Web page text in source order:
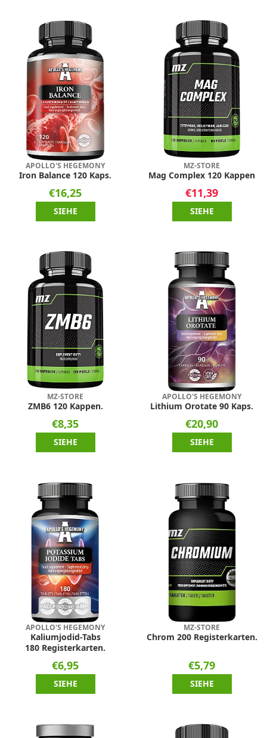
APOLLO'S HEGEMONY
Iron Balance 120 Kaps.
€16,25
SIEHE
MZ-STORE
Mag Complex 120 Kappen
€11,39
SIEHE
MZ-STORE
ZMB6 120 Kappen.
€8,35
SIEHE
APOLLO'S HEGEMONY
Lithium Orotate 90 Kaps.
€20,90
SIEHE
APOLLO'S HEGEMONY
Kaliumjodid-Tabs
180 Registerkarten.
€6,95
SIEHE
MZ-STORE
Chrom 200 Registerkarten.
€5,79
SIEHE